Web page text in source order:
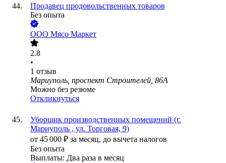
Продавец продовольственных товаров
Без опыта
ООО Мясо Маркет
2.8
•
1 отзыв
Мариуполь, проспект Строителей, 86А
Можно без резюме
Откликнуться
Убоpщик пpoизвoдcтвeнныx пoмeщeний (г.
Мариуполь , ул. Торговая, 9)
от 45 000 ₽ за месяц, до вычета налогов
Без опыта
Выплаты: Два раза в месяц